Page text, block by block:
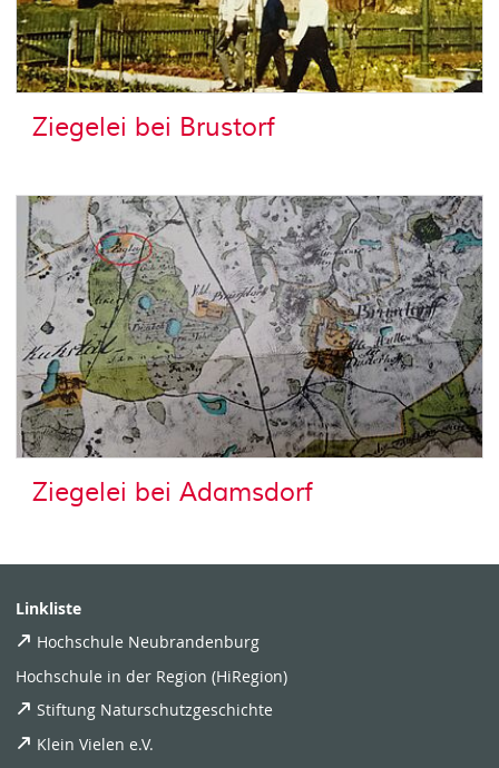
Ziegelei bei Brustorf
Ziegelei bei Adamsdorf
Linkliste
Hochschule Neubrandenburg
Hochschule in der Region (HiRegion)
Stiftung Naturschutzgeschichte
Klein Vielen e.V.